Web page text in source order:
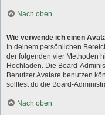
Nach oben
Wie verwende ich einen
In deinem persönlichen
der folgenden vier Methoden
Hochladen. Die Board-
Benutzer Avatare benutzen
solltest du die Board-
Nach oben